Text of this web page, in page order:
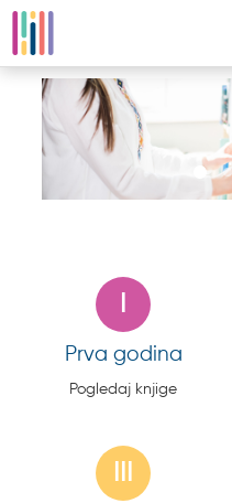
Prva godina
Pogledaj knjige